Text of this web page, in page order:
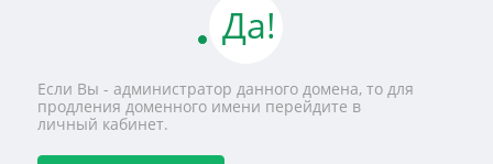
Да!
Если Вы - администратор данного домена, то для
продления доменного имени перейдите в
личный кабинет.